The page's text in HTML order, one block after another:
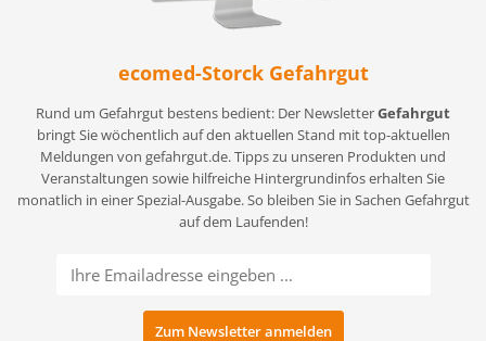
ecomed-Storck Gefahrgut
Rund um Gefahrgut bestens bedient: Der NewsletterGefahrgut
bringt Sie wöchentlich auf den aktuellen Stand mit top-aktuellen
Meldungen von gefahrgut.de. Tipps zu unseren Produkten und
Veranstaltungen sowie hilfreiche Hintergrundinfos erhalten Sie
monatlich in einer Spezial-Ausgabe. So bleiben Sie in Sachen Gefahrgut
auf dem Laufenden!